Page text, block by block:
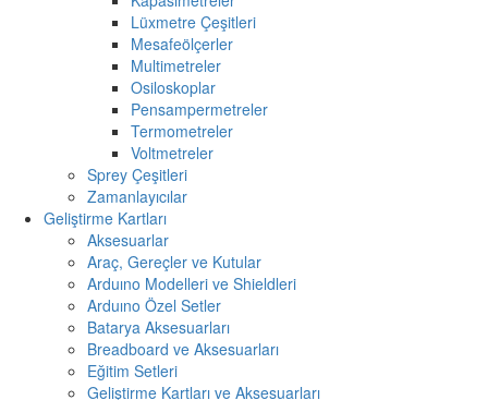
Lüxmetre Çeşitleri
Mesafeölçerler
Multimetreler
Osiloskoplar
Pensampermetreler
Termometreler
Voltmetreler
Sprey Çeşitleri
Zamanlayıcılar
Geliştirme Kartları
Aksesuarlar
Araç, Gereçler ve Kutular
Arduıno Modelleri ve Shieldleri
Arduıno Özel Setler
Batarya Aksesuarları
Breadboard ve Aksesuarları
Eğitim Setleri
Geliştirme Kartları ve Aksesuarları